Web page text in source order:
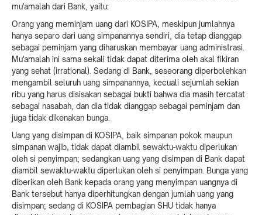
mu'amalah dari Bank, yaitu:
Orang yang meminjam uang dari KOSIPA, meskipun jumlahnya
hanya separo dari uang simpanannya sendiri, dia tetap dianggap
sebagai peminjam yang diharuskan membayar uang administrasi.
Mu'amalah ini sama sekali tidak dapat diterima oleh akal fikiran
yang sehat (irrational). Sedang di Bank, seseorang diperbolehkan
mengambil seluruh uang simpanannya, kecuali sejumlah sekian
ribu yang harus disisakan sebagai bukti bahwa dia masih tercatat
sebagai nasabah, dan dia tidak dianggap sebagai peminjam dan
juga tidak dikenakan bunga.
Uang yang disimpan di KOSIPA, baik simpanan pokok maupun
simpanan wajib, tidak dapat diambil sewaktu-waktu diperlukan
oleh si penyimpan; sedangkan uang yang disimpan di Bank dapat
diambil sewaktu-waktu diperlukan oleh si penyimpan. Bunga yang
diberikan oleh Bank kepada orang yang menyimpan uangnya di
Bank tersebut hanya diperhitungkan dengan jumlah uang yang
disimpan; sedang di KOSIPA pembagian SHU tidak hanya